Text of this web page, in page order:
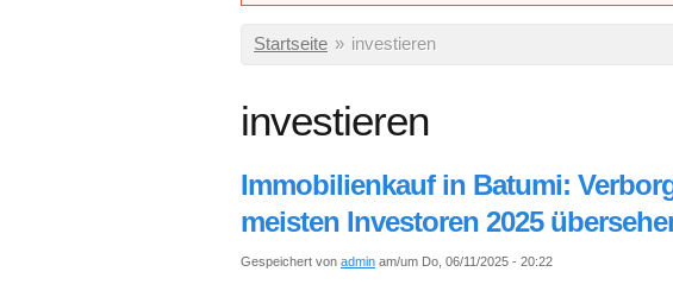
Sie sind hier
Startseite » investieren
investieren
Immobilienkauf in Batumi:
meisten Investoren 2025
Gespeichert von admin am/um Do, 06/11/2025 - 20:22